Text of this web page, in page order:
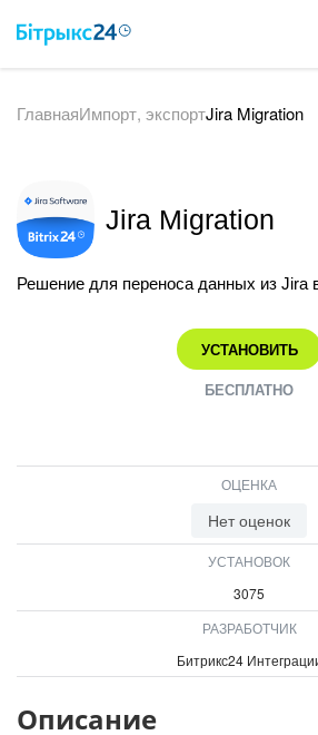
ВОЗМОЖНОСТИ
ИНТЕГРАЦИИ
ВХОД
ГлавнаяИмпорт, экспортJira Migration
Jira Migration
Решение для переноса данных из Jira
УСТАНОВИТЬ
БЕСПЛАТНО
ОЦЕНКА
Нет оценок
УСТАНОВОК
3075
РАЗРАБОТЧИК
Битрикс24
Описание